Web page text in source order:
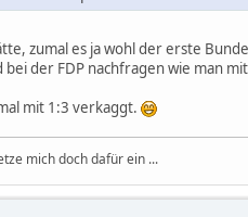
zumal es ja wohl der erste
der FDP nachfragen wie man
mit 1:3 verkaggt.
mich doch dafür ein ...